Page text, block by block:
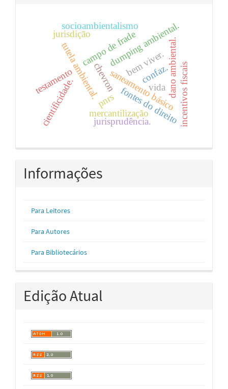
saneamento básico
tutela ambiental. vida
testamento dano ambiental.
campo de frade
chevron
cientificidade. fontes do direito
jurisdição
confaz.
socioambientalismo
bem viver.
pnrs
mercantilização
jurisprudência.
dumping ambiental.
incentivos fiscais
Informações
Para Leitores
Para Autores
Para Bibliotecários
Edição Atual